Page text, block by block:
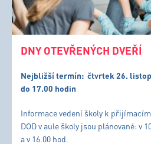
DNY OTEVŘENÝCH DVEŘÍ
Nejbližší termín: čtvrtek 26.
do 17.00 hodin
Informace vedení školy k
DOD v aule školy jsou plánované: v
a v 16.00 hod.